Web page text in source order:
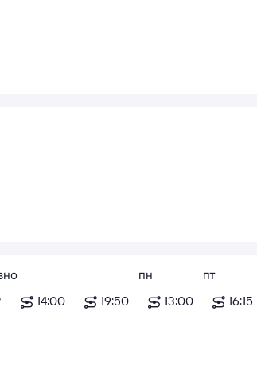
14:00 19:50
пн
13:00
пт
16:15